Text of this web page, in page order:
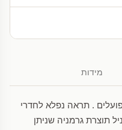
מידות
. תראה נפלא לחדרי
תוצרת גרמניה שניתן